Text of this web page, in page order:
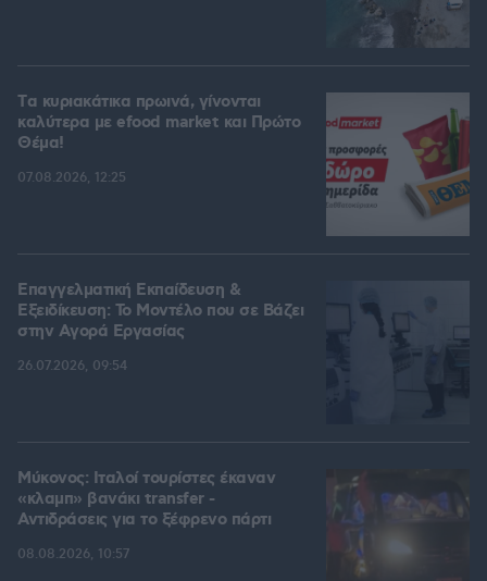
Tα κυριακάτικα πρωινά, γίνονται
καλύτερα με efood market και Πρώτο
Θέμα!
07.08.2026, 12:25
Επαγγελματική Εκπαίδευση &
Εξειδίκευση: Το Mοντέλο που σε Bάζει
στην Aγορά Eργασίας
26.07.2026, 09:54
Μύκονος: Ιταλοί τουρίστες έκαναν
«κλαμπ» βανάκι transfer -
Αντιδράσεις για το ξέφρενο πάρτι
08.08.2026, 10:57